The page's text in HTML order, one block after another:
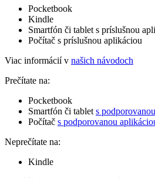
Pocketbook
Kindle
Smartfón či tablet s príslušnou
Počítač s príslušnou aplikáciou
Viac informácií v našich návodoch
Prečítate na:
Pocketbook
Smartfón či tablet s
Počítač s podporovanou
Neprečítate na:
Kindle